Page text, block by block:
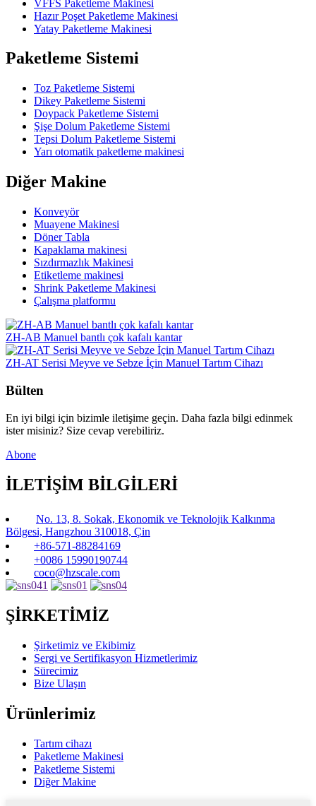
VFFS Paketleme Makinesi
Hazır Poşet Paketleme Makinesi
Yatay Paketleme Makinesi
Paketleme Sistemi
Toz Paketleme Sistemi
Dikey Paketleme Sistemi
Doypack Paketleme Sistemi
Şişe Dolum Paketleme Sistemi
Tepsi Dolum Paketleme Sistemi
Yarı otomatik paketleme makinesi
Diğer Makine
Konveyör
Muayene Makinesi
Döner Tabla
Kapaklama makinesi
Sızdırmazlık Makinesi
Etiketleme makinesi
Shrink Paketleme Makinesi
Çalışma platformu
ZH-AB Manuel bantlı çok kafalı kantar
ZH-AT Serisi Meyve ve Sebze İçin Manuel Tartım Cihazı
Bülten
En iyi bilgi için bizimle iletişime geçin. Daha fazla bilgi edinmek
ister misiniz? Size cevap verebiliriz.
Abone
İLETİŞİM BİLGİLERİ
No. 13, 8. Sokak, Ekonomik ve Teknolojik Kalkınma
Bölgesi, Hangzhou 310018, Çin
+86-571-88284169
+0086 15990190744
coco@hzscale.com
ŞİRKETİMİZ
Şirketimiz ve Ekibimiz
Sergi ve Sertifikasyon Hizmetlerimiz
Sürecimiz
Bize Ulaşın
Ürünlerimiz
Tartım cihazı
Paketleme Makinesi
Paketleme Sistemi
Diğer Makine